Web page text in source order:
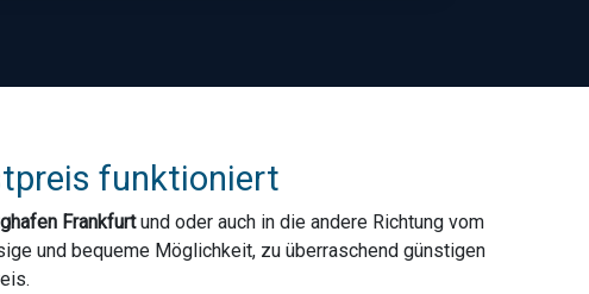
funktioniert
Frankfurtund oder auch in die andere Richtung vom
und bequeme Möglichkeit, zu überraschend günstigen